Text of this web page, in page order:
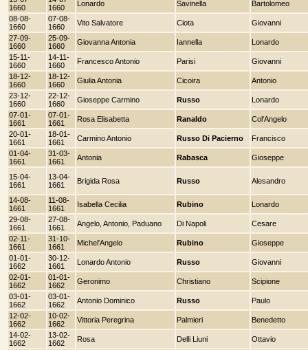
1660
1660
Lonardo Savinella
Bartolomeo
08-08-
1660
07-08-
1660
Vito Salvatore Ciota
Giovanni
27-09-
1660
25-09-
1660
Giovanna Antonia Iannella
Lonardo
15-11-
1660
14-11-
1660
Francesco Antonio Parisi
Giovanni
18-12-
1660
18-12-
1660
Giulia Antonia Cicoira
Antonio
23-12-
1660
22-12-
1660
Gioseppe Carmino Russo
Lonardo
07-01-
1661
07-01-
1661
Rosa Elisabetta Ranaldo
Col'Angelo
20-01-
1661
18-01-
1661
Carmino Antonio Russo Di Pacierno
Francisco
01-04-
1661
31-03-
1661
Antonia Rabasca Gioseppe
15-04-
1661
13-04-
1661
Brigida Rosa Russo Alesandro
14-08-
1661
11-08-
1661
Isabella Cecilia Rubino
Lonardo
29-08-
1661
27-08-
1661
Angelo, Antonio, Paduano Di Napoli
Cesare
02-11-
1661
31-10-
1661
Michel'Angelo Rubino
Gioseppe
01-01-
1662
30-12-
1661
Lonardo Antonio Russo
Giovanni
02-01-
1662
01-01-
1662
Geronimo Christiano
Scipione
03-01-
1662
03-01-
1662
Antonio Dominico Russo
Paulo
12-02-
1662
10-02-
1662
Vittoria Peregrina Palmieri
Benedetto
14-02-
1662
13-02-
1662
Rosa Delli Liuni
Ottavio